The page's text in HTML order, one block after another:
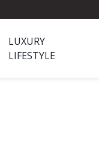
LUXURY
LIFESTYLE